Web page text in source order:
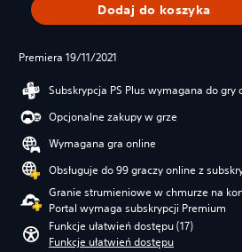
Dodaj do koszyka
Premiera 19/11/2021
Subskrypcja PS Plus wymagana do gry
Opcjonalne zakupy w grze
Wymagana gra online
Obsługuje do 99 graczy online z
Granie strumieniowe w chmurze na
Portal wymaga subskrypcji Premium
Funkcje ułatwień dostępu (17)
Funkcje ułatwień dostępu